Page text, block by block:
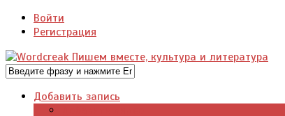
Войти
Регистрация
Добавить запись